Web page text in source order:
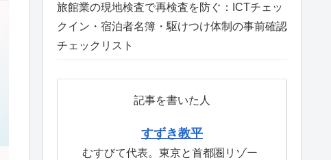
旅館業の現地検査で再検査を防ぐ：ICTチェッ
クイン・宿泊者名簿・駆けつけ体制の事前確認
チェックリスト
記事を書いた人
すずき教平
むすびて代表。東京と首都圏リゾー